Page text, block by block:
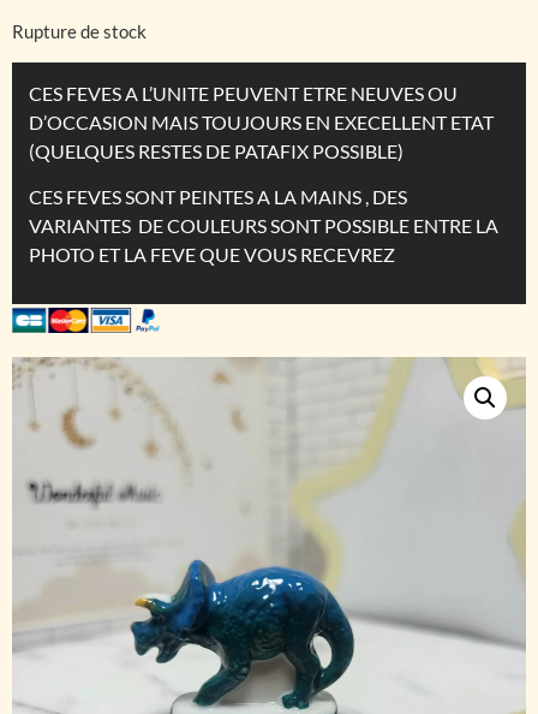
Rupture de stock
CES FEVES A L’UNITE PEUVENT ETRE NEUVES OU
D’OCCASION MAIS TOUJOURS EN EXECELLENT ETAT
(QUELQUES RESTES DE PATAFIX POSSIBLE)
CES FEVES SONT PEINTES A LA MAINS , DES
VARIANTES DE COULEURS SONT POSSIBLE ENTRE LA
PHOTO ET LA FEVE QUE VOUS RECEVREZ